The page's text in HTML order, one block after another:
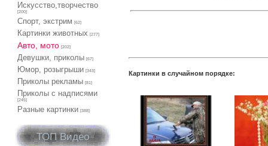
Искусство,творчество
[200]
Спорт, экстрим [62]
Картинки животных [277]
Авто, мото [202]
Девушки, приколы [67]
Юмор, розыгрыши [343]
Приколы рекламы [81]
Приколы с надписями
[245]
Разные картинки [388]
ТОП Видео
Картинки в случайном порядке: